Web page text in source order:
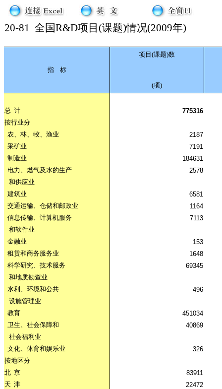
20-81 全国R&D项目(课题)情况(2009年)
指 标
项目(课题)数
(项)
总 计
775316
按行业分
农、林、牧、渔业
2187
采矿业
7191
制造业
184631
电力、燃气及水的生产
2578
和供应业
建筑业
6581
交通运输、仓储和邮政业
1164
信息传输、计算机服务
7113
和软件业
金融业
153
租赁和商务服务业
1648
科学研究、技术服务
69345
和地质勘查业
水利、环境和公共
496
设施管理业
教育
451034
卫生、社会保障和
40869
社会福利业
文化、体育和娱乐业
326
按地区分
北 京
83911
天 津
22472